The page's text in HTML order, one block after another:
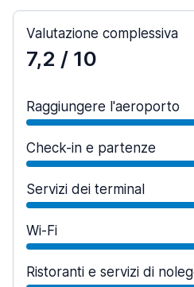
Valutazione complessiva
7,2 / 10
Raggiungere l'aeroporto
Check-in e partenze
Servizi dei terminal
Wi-Fi
Ristoranti e servizi di